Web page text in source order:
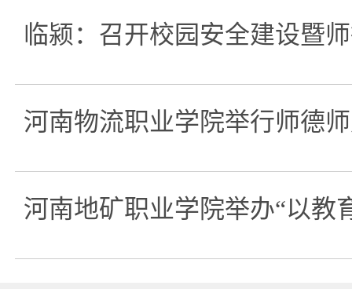
临颍：召开校园安全建设暨
河南物流职业学院举行师德
河南地矿职业学院举办“以教